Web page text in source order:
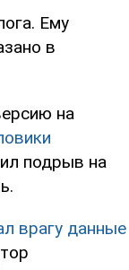
Ему
в
на
подрыв на
врагу данные